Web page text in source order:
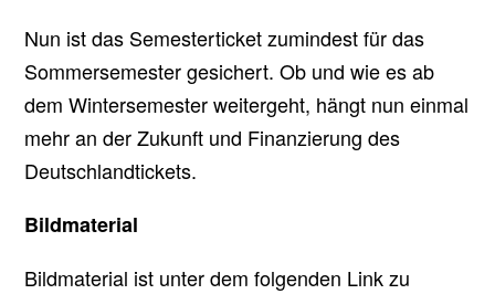
Nun ist das Semesterticket zumindest für das
Sommersemester gesichert. Ob und wie es ab
dem Wintersemester weitergeht, hängt nun einmal
mehr an der Zukunft und Finanzierung des
Deutschlandtickets.
Bildmaterial
Bildmaterial ist unter dem folgenden Link zu